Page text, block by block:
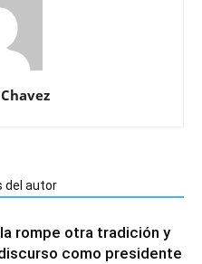
del autor
rompe otra tradición y
como presidente